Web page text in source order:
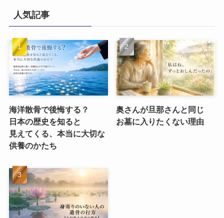
人気記事
海洋散骨で​後悔する？​
日本の​歴史を​知ると​
見えてくる、​本当に​大切な​
供養のかたち
奥さんが​旦那さんと​同じ​
お墓に​入りたくない​理由